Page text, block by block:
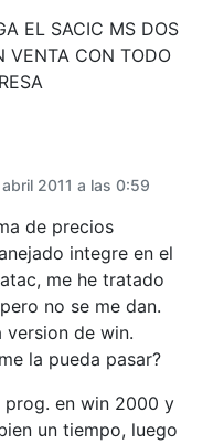
EL SACIC MS DOS
VENTA CON TODO
abril 2011 a las 0:59
de precios
integre en el
me he tratado
no se me dan.
version de win.
la pueda pasar?
en win 2000 y
un tiempo, luego